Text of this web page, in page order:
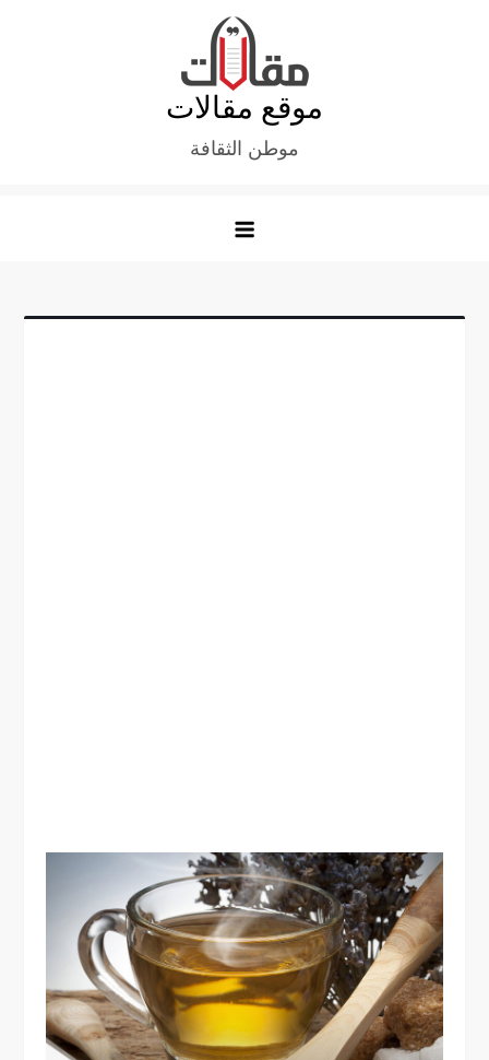
موقع مقالات
موطن الثقافة